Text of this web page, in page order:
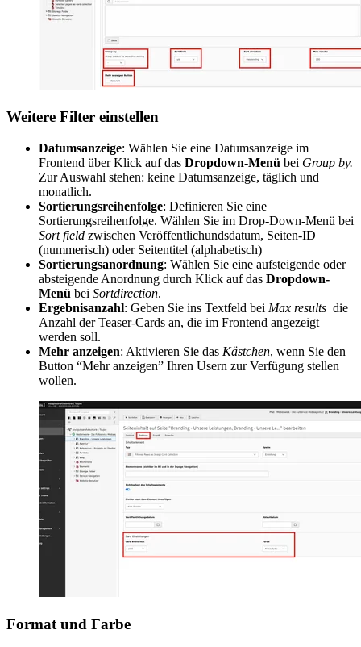
Weitere Filter einstellen
Datumsanzeige: Wählen Sie eine Datumsanzeige im
Frontend über Klick auf das Dropdown-Menü bei Group by.
Zur Auswahl stehen: keine Datumsanzeige, täglich und
monatlich.
Sortierungsreihenfolge: Definieren Sie eine
Sortierungsreihenfolge. Wählen Sie im Drop-Down-Menü bei
Sort field zwischen Veröffentlichundsdatum, Seiten-ID
(nummerisch) oder Seitentitel (alphabetisch)
Sortierungsanordnung: Wählen Sie eine aufsteigende oder
absteigende Anordnung durch Klick auf das Dropdown-
Menü bei Sortdirection.
Ergebnisanzahl: Geben Sie ins Textfeld bei Max results die
Anzahl der Teaser-Cards an, die im Frontend angezeigt
werden soll.
Mehr anzeigen: Aktivieren Sie das Kästchen, wenn Sie den
Button “Mehr anzeigen” Ihren Usern zur Verfügung stellen
wollen.
Format und Farbe